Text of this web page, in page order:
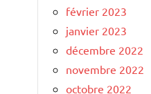
février 2023
janvier 2023
décembre 2022
novembre 2022
octobre 2022